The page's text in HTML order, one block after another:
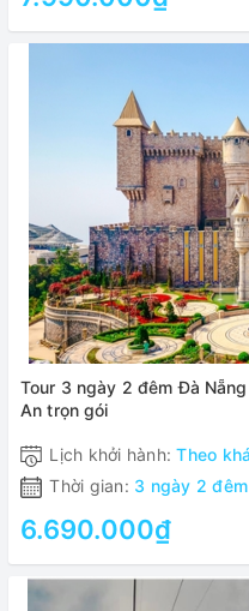
Tour 3 ngày 2 đêm Đà
An trọn gói
Lịch khởi hành:Theo
Thời gian: 3 ngày 2 đêm
6.690.000₫